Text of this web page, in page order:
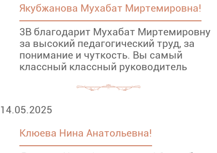
Якубжанова Мухабат Миртемировна!
3В благодарит Мухабат Миртемировну
за высокий педагогический труд, за
понимание и чуткость. Вы самый
классный классный руководитель
14.05.2025
Клюева Нина Анатольевна!